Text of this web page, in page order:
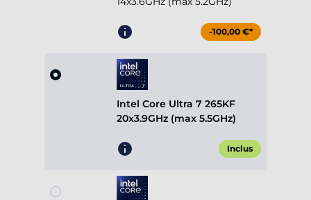
-100,00 €*
Intel Core Ultra 7 265KF
20x3.9GHz (max 5.5GHz)
Inclus